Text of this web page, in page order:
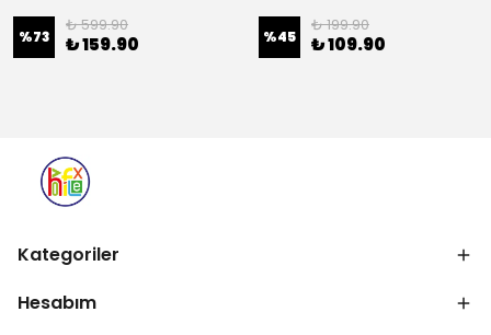
%73
₺ 599.90
₺ 159.90 %45
₺ 199.90
₺ 109.90
Kategoriler
Hesabım